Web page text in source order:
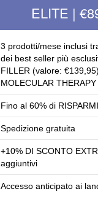
ELITE |
3 prodotti/mese inclusi
dei best seller più
FILLER (valore:
MOLECULAR
Fino al 60% di
Spedizione gratuita
+10% DI SCONTO
aggiuntivi
Accesso anticipato ai